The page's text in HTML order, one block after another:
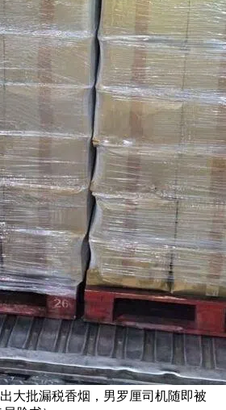
大批漏税香烟，男罗厘司机随即被